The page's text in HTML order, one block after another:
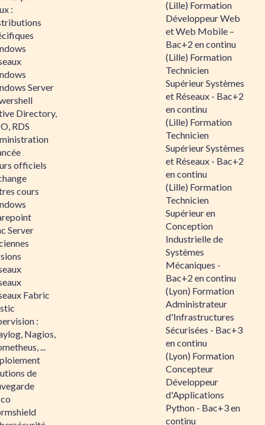
:
Server
Directory,
RDS
officiels
cours
Server
Fabric
:
Nagios,
...
de
(Lille) Formation
Développeur Web
et Web Mobile –
Bac+2 en continu
(Lille) Formation
Technicien
Supérieur Systèmes
et Réseaux - Bac+2
en continu
(Lille) Formation
Technicien
Supérieur Systèmes
et Réseaux - Bac+2
en continu
(Lille) Formation
Technicien
Supérieur en
Conception
Industrielle de
Systèmes
Mécaniques -
Bac+2 en continu
(Lyon) Formation
Administrateur
d'Infrastructures
Sécurisées - Bac+3
en continu
(Lyon) Formation
Concepteur
Développeur
d'Applications
Python - Bac+3 en
continu